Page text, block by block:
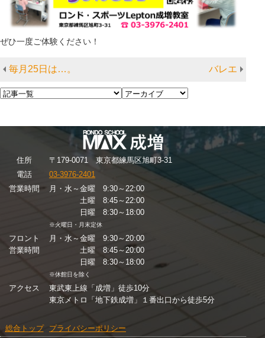
ぜひ一度ご体験ください！
毎月25日は…。 バレエ
住所
〒179-0071 東京都練馬区旭町3-31
電話
03-3976-2401
営業時間
月・水～金曜 9:30～22:00
土曜 8:45～22:00
日曜 8:30～18:00
※火曜日・月末定休
フロント
営業時間
月・水～金曜 9:30～20:00
土曜 8:45～20:00
日曜 8:30～18:00
※休館日を除く
アクセス
東武東上線「成増」徒歩10分
東京メトロ「地下鉄成増」１番出口から徒歩5分
総合トップ プライバシーポリシー